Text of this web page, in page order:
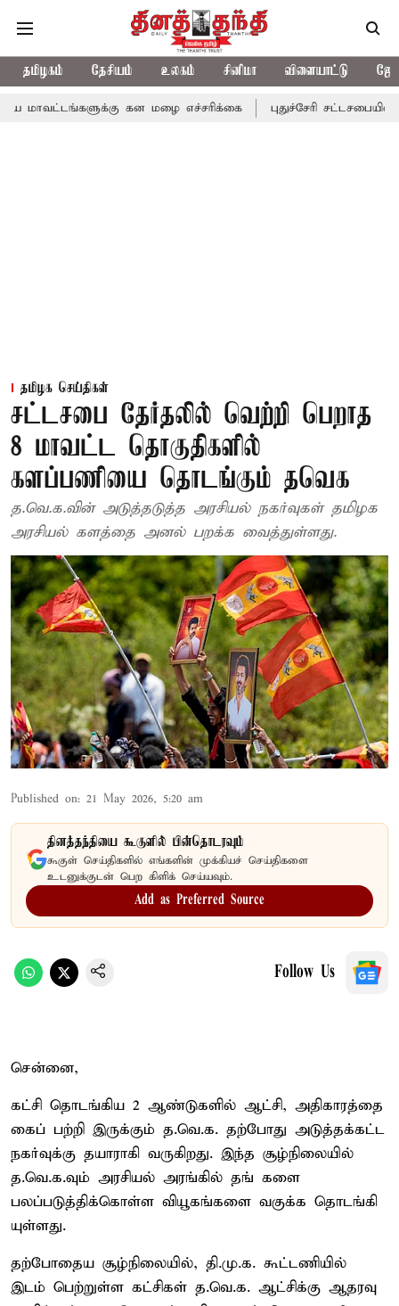
தமிழகம் தேசியம் உலகம் சினிமா விளையாட்டு
கன மழை எச்சரிக்கை புதுச்சேரி சட்டசபையில் வரும்
தமிழக செய்திகள்
சட்டசபை தேர்தலில் வெற்றி பெறாத
8 மாவட்ட தொகுதிகளில்
களப்பணியை தொடங்கும் தவெக
த.வெ.க.வின் அடுத்தடுத்த அரசியல் நகர்வுகள் தமிழக
அரசியல் களத்தை அனல் பறக்க வைத்துள்ளது.
Published on: 21 May 2026, 5:20 am
தினத்தந்தியை கூகுளில் பின்தொடரவும்
கூகுள் செய்திகளில் எங்களின் முக்கியச் செய்திகளை
உடனுக்குடன் பெற கிளிக் செய்யவும்.
Add as Preferred Source
Follow Us
சென்னை,
கட்சி தொடங்கிய 2 ஆண்டுகளில் ஆட்சி, அதிகாரத்தை
கைப் பற்றி இருக்கும் த.வெ.க. தற்போது அடுத்தக்கட்ட
நகர்வுக்கு தயாராகி வருகிறது. இந்த சூழ்நிலையில்
த.வெ.க.வும் அரசியல் அரங்கில் தங் களை
பலப்படுத்திக்கொள்ள வியூகங்களை வகுக்க தொடங்கி
யுள்ளது.
தற்போதைய சூழ்நிலையில், தி.மு.க. கூட்டணியில்
இடம் பெற்றுள்ள கட்சிகள் த.வெ.க. ஆட்சிக்கு ஆதரவு